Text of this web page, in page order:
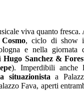
viva quanto fresca.
Cosmo, ciclo di show
e nella giornata
Hugo Sanchez &
). Imperdibili anche
situazionistaa
Fava, aperti